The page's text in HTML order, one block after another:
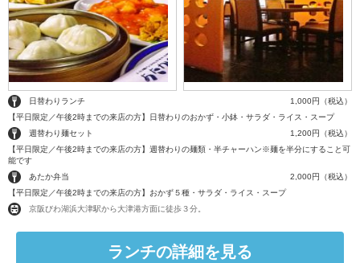
日替わりランチ
1,000円（税込）
【平日限定／午後2時までの来店の方】日替わりのおかず・小鉢・サラダ・ライス・スープ
週替わり麺セット
1,200円（税込）
【平日限定／午後2時までの来店の方】週替わりの麺類・半チャーハン※麺を半分にすること可
能です
あたか弁当
2,000円（税込）
【平日限定／午後2時までの来店の方】おかず５種・サラダ・ライス・スープ
京阪びわ湖浜大津駅から大津港方面に徒歩３分。
ランチの詳細を見る